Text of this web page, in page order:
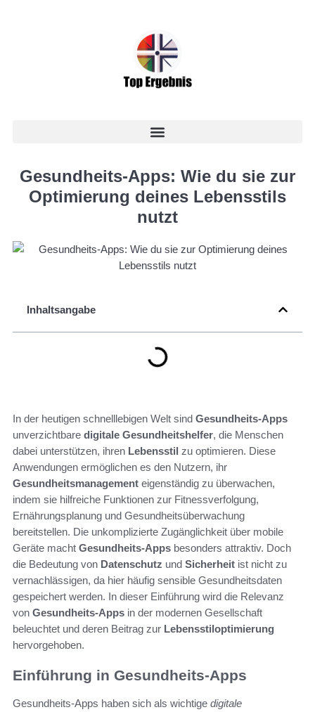
Gesundheits-Apps: Wie du sie zur
Optimierung deines Lebensstils
nutzt
Inhaltsangabe
In der heutigen schnelllebigen Welt sind Gesundheits-Apps
unverzichtbare digitale Gesundheitshelfer, die Menschen
dabei unterstützen, ihren Lebensstil zu optimieren. Diese
Anwendungen ermöglichen es den Nutzern, ihr
Gesundheitsmanagement eigenständig zu überwachen,
indem sie hilfreiche Funktionen zur Fitnessverfolgung,
Ernährungsplanung und Gesundheitsüberwachung
bereitstellen. Die unkomplizierte Zugänglichkeit über mobile
Geräte macht Gesundheits-Apps besonders attraktiv. Doch
die Bedeutung von Datenschutz und Sicherheit ist nicht zu
vernachlässigen, da hier häufig sensible Gesundheitsdaten
gespeichert werden. In dieser Einführung wird die Relevanz
von Gesundheits-Apps in der modernen Gesellschaft
beleuchtet und deren Beitrag zur Lebensstiloptimierung
hervorgehoben.
Einführung in Gesundheits-Apps
Gesundheits-Apps haben sich als wichtige digitale